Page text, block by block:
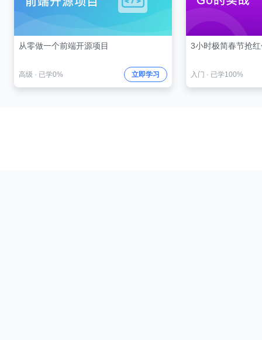
从零做一个前端开源项目
高级 · 已学0% 立即学习
3小时极简春节抢
入门 · 已学100%